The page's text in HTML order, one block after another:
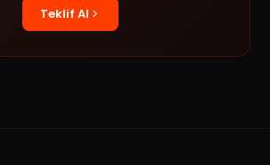
Teklif Al